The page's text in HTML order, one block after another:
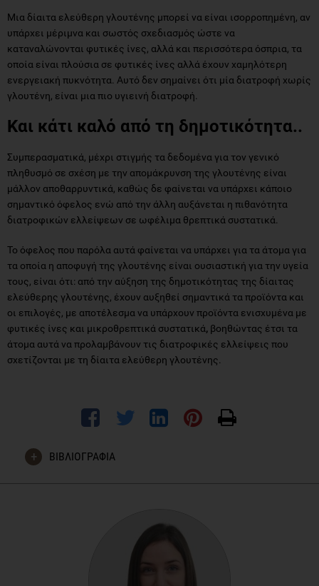
Μια δίαιτα ελεύθερη γλουτένης μπορεί να είναι ισορροπημένη, αν
υπάρχει μέριμνα και σωστός σχεδιασμός ώστε να
καταναλώνονται φυτικές ίνες, αλλά και περισσότερα όσπρια, τα
οποία είναι πλούσια σε φυτικές ίνες αλλά έχουν χαμηλότερη
ενεργειακή πυκνότητα. Αυτό δεν σημαίνει ότι μία διατροφή χωρίς
γλουτένη, είναι μια πιο υγιεινή διατροφή.
Και κάτι καλό από τη δημοτικότητα..
Συμπερασματικά, μέχρι στιγμής τα δεδομένα για τον γενικό
πληθυσμό σε σχέση με την απομάκρυνση της γλουτένης είναι
μάλλον αποθαρρυντικά, καθώς δε φαίνεται να υπάρχει κάποιο
σημαντικό όφελος ενώ από την άλλη αυξάνεται η πιθανότητα
διατροφικών ελλείψεων σε ωφέλιμα θρεπτικά συστατικά.
Το όφελος που παρόλα αυτά φαίνεται να υπάρχει για τα άτομα για
τα οποία η αποφυγή της γλουτένης είναι ουσιαστική για την υγεία
τους, είναι ότι: από την αύξηση της δημοτικότητας της δίαιτας
ελεύθερης γλουτένης, έχουν αυξηθεί σημαντικά τα προϊόντα και
οι επιλογές, με αποτέλεσμα να υπάρχουν προϊόντα ενισχυμένα με
φυτικές ίνες και μικροθρεπτικά συστατικά, βοηθώντας έτσι τα
άτομα αυτά να προλαμβάνουν τις διατροφικές ελλείψεις που
σχετίζονται με τη δίαιτα ελεύθερη γλουτένης.
ΒΙΒΛΙΟΓΡΑΦΙΑ
General Population?, 2012 Vol 112:9, 1330-1333